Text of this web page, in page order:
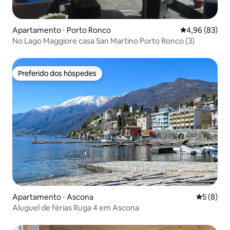
Apartamento ⋅ Porto Ronco 4,96 de uma
4,96 (83)
No Lago Maggiore casa San Martino Porto Ronco (3)
Preferido dos hóspedes
Preferido dos hóspedes
Apartamento ⋅ Ascona 5 de
5 (8)
Aluguel de férias Ruga 4 em Ascona